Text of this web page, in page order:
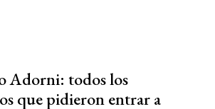
Adorni: todos los
que pidieron entrar a